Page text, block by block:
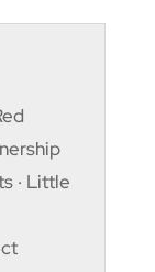
· Little